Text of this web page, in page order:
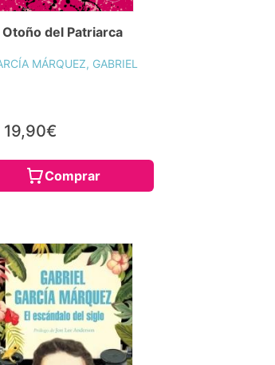
Otoño del Patriarca
MÁRQUEZ, GABRIEL
19,90€
Comprar